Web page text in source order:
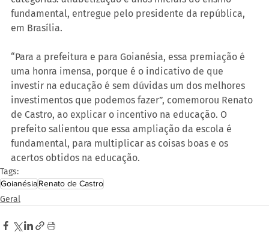
fundamental, entregue pelo presidente da república,
em Brasília.
“Para a prefeitura e para Goianésia, essa premiação é
uma honra imensa, porque é o indicativo de que
investir na educação é sem dúvidas um dos melhores
investimentos que podemos fazer”, comemorou Renato
de Castro, ao explicar o incentivo na educação. O
prefeito salientou que essa ampliação da escola é
fundamental, para multiplicar as coisas boas e os
acertos obtidos na educação.
Tags:
GoianésiaRenato de Castro
Geral